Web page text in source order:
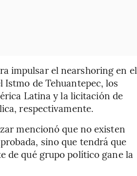
impulsar el nearshoring en el
de Tehuantepec, los
Latina y la licitación de
respectivamente.
mencionó que no existen
sino que tendrá que
de qué grupo político gane la